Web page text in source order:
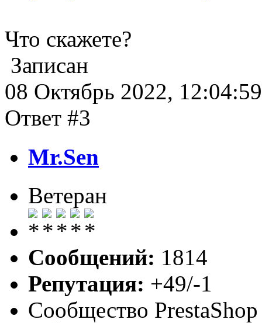
Что скажете?
Записан
08 Октябрь 2022, 12:04:59
Ответ #3
Mr.Sen
Ветеран
Сообщений: 1814
Репутация: +49/-1
Сообщество PrestaShop